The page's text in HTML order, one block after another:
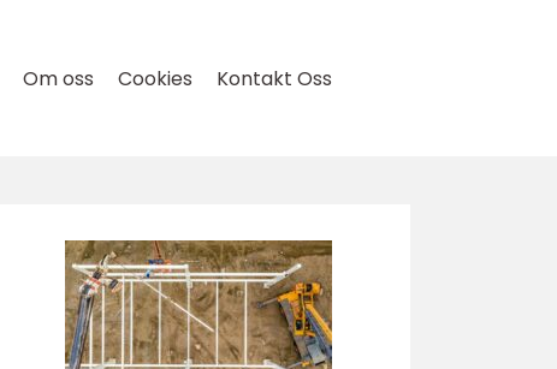
Om oss Cookies Kontakt Oss